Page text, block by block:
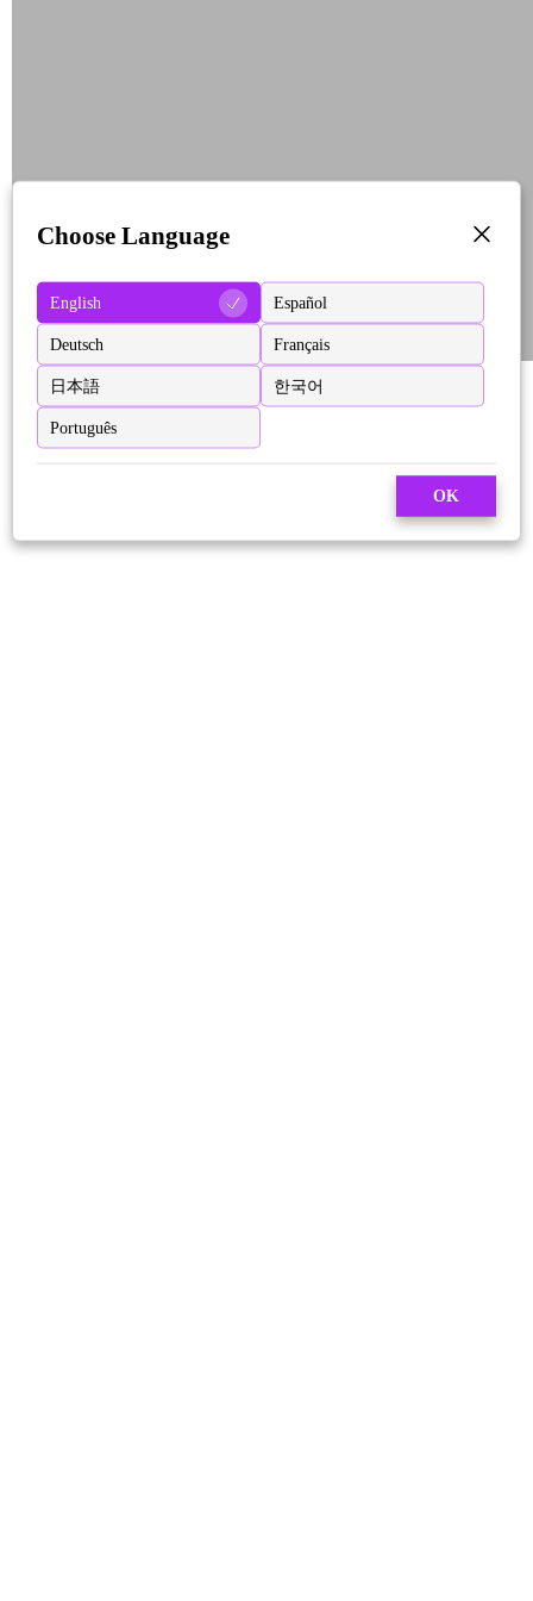
Choose Language
English Español
Deutsch Français
日本語 한국어
Português
OK